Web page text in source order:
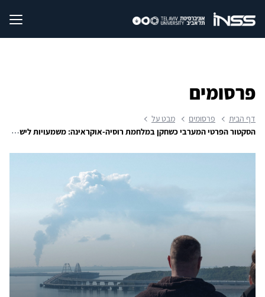
פרסומים
דף הבית פרסומים
מבט על
הסקטור הפרטי המערבי כשחקן במלחמת רוסיה-אוקראינה: משמעויות לישראל